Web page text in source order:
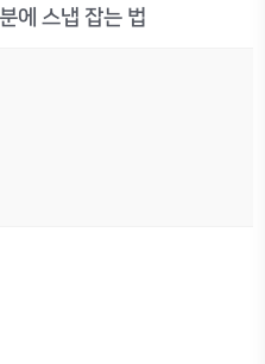
에 스냅 잡는 법